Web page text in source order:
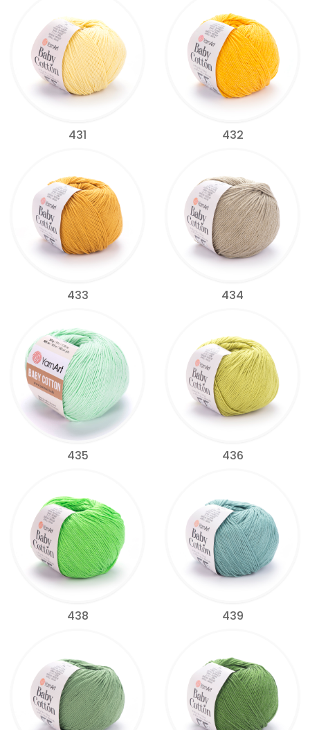
431 432
433 434
435 436
438 439